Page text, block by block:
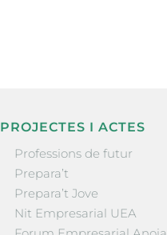
PROJECTES I ACTES
Professions de futur
Prepara’t
Prepara’t Jove
Nit Empresarial UEA